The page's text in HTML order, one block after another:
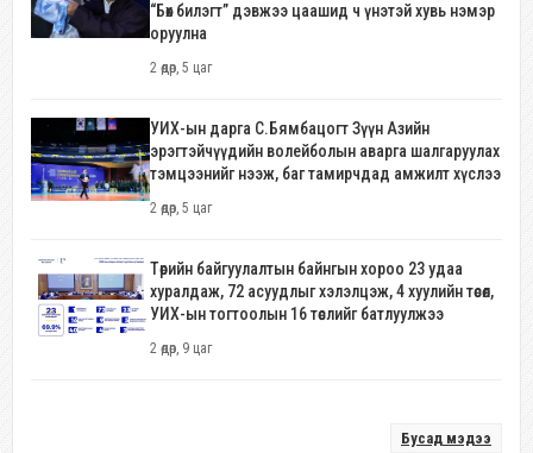
“Бөх билэгт” дэвжээ цаашид ч үнэтэй хувь нэмэр
оруулна
2 өдөр, 5 цаг
УИХ-ын дарга С.Бямбацогт Зүүн Азийн
эрэгтэйчүүдийн волейболын аварга шалгаруулах
тэмцээнийг нээж, баг тамирчдад амжилт хүслээ
2 өдөр, 5 цаг
Төрийн байгуулалтын байнгын хороо 23 удаа
хуралдаж, 72 асуудлыг хэлэлцэж, 4 хуулийн төсөл,
УИХ-ын тогтоолын 16 төслийг батлуулжээ
2 өдөр, 9 цаг
Бусад мэдээ